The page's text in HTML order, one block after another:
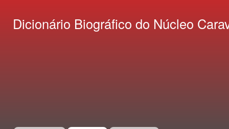
Dicionário Biográfico do Núcleo